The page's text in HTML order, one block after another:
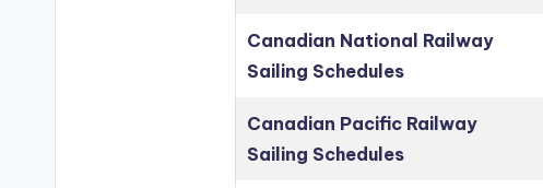
Canadian National Railway
Sailing Schedules
Canadian Pacific Railway
Sailing Schedules